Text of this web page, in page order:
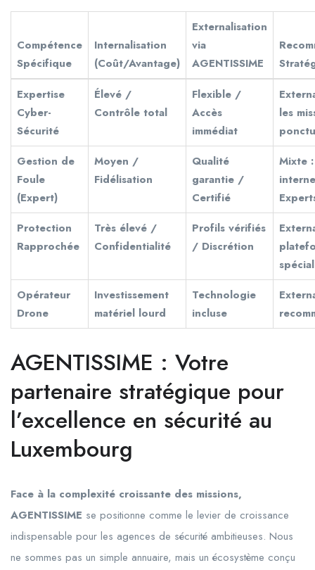
Compétence
Spécifique
Internalisation
(Coût/Avantage)
Externalisation
via
AGENTISSIME
Expertise
Cyber-
Sécurité
Élevé /
Contrôle total
Flexible /
Accès
immédiat
les
Gestion de
Foule
(Expert)
Moyen /
Fidélisation
Qualité
garantie /
Certifié
Mixte
Protection
Rapprochée
Très élevé /
Confidentialité
Profils vérifiés
/ Discrétion
Opérateur
Drone
Investissement
matériel lourd
Technologie
incluse
AGENTISSIME : Votre
partenaire stratégique pour
l’excellence en sécurité au
Luxembourg
Face à la complexité croissante des missions,
AGENTISSIME se positionne comme le levier de croissance
indispensable pour les agences de sécurité ambitieuses. Nous
ne sommes pas un simple annuaire, mais un écosystème conçu